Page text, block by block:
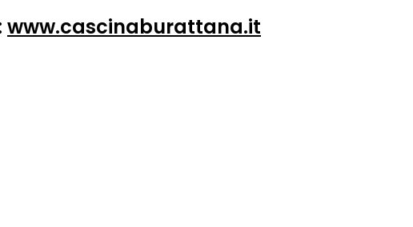
www.cascinaburattana.it